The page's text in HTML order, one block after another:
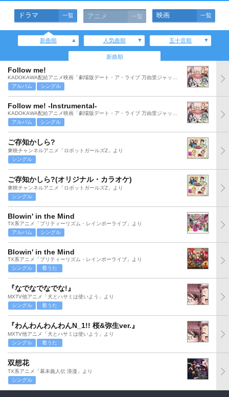
ドラマ 一覧 アニメ 一覧 映画 一覧
新曲順 人気曲順 五十音順
新曲順
Follow me!
KADOKAWA配給アニメ映画「劇場版デート・ア・ライブ 万由里ジャッジメント」より
アルバム
シングル
Follow me! -Instrumental-
KADOKAWA配給アニメ映画「劇場版デート・ア・ライブ 万由里ジャッジメント」より
アルバム
シングル
ご存知かしら?
東映チャンネルアニメ「ロボットガールズZ」より
シングル
ご存知かしら?(オリジナル・カラオケ)
東映チャンネルアニメ「ロボットガールズZ」より
シングル
Blowin' in the Mind
TX系アニメ「プリティーリズム・レインボーライブ」より
アルバム
シングル
Blowin' in the Mind
TX系アニメ「プリティーリズム・レインボーライブ」より
シングル
着うた
『なでなでなでな!』
MXTV他アニメ「犬とハサミは使いよう」より
シングル
着うた
『わんわんわんわんN_1!! 桜&弥生ver.』
MXTV他アニメ「犬とハサミは使いよう」より
シングル
着うた
双想花
TX系アニメ「幕末義人伝 浪漫」より
シングル